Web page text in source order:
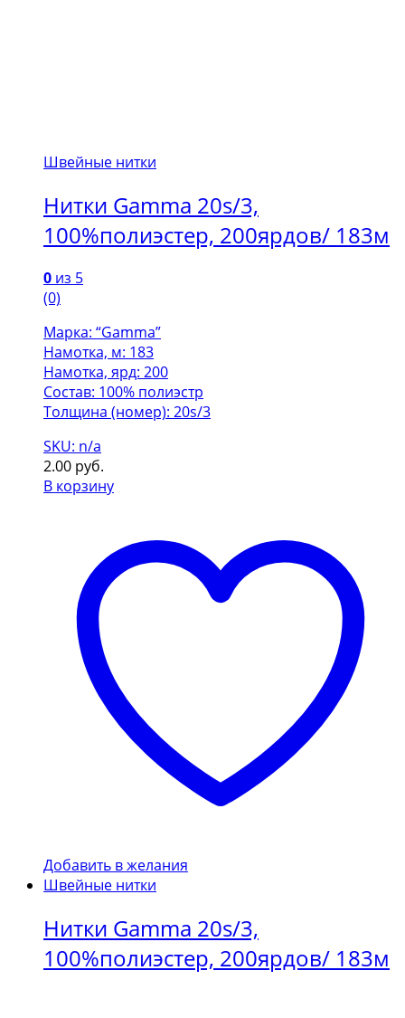
Швейные нитки
Нитки Gamma 20s/3,
100%полиэстер, 200ярдов/ 183м
0 из 5
(0)
Марка: “Gamma”
Намотка, м: 183
Намотка, ярд: 200
Состав: 100% полиэстр
Толщина (номер): 20s/3
SKU: n/a
2.00 руб.
В корзину
Добавить в желания
Швейные нитки
Нитки Gamma 20s/3,
100%полиэстер, 200ярдов/ 183м